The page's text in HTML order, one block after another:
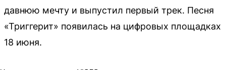
давнюю мечту и выпустил первый трек. Песня
«Триггерит» появилась на цифровых площадках
18 июня.